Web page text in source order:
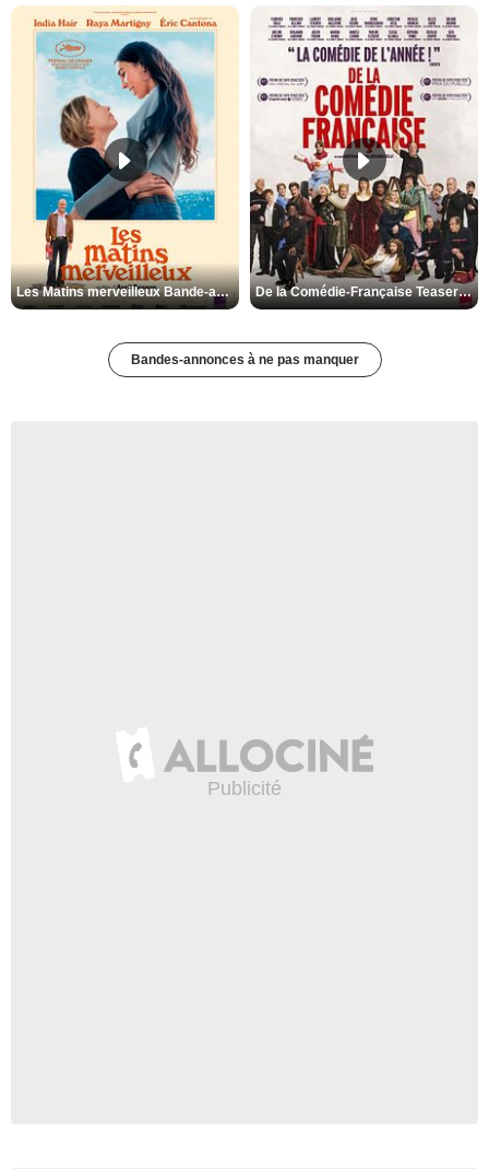
Les Matins merveilleux Bande-annonce VF De la Comédie-Française Teaser VF
Bandes-annonces à ne pas manquer